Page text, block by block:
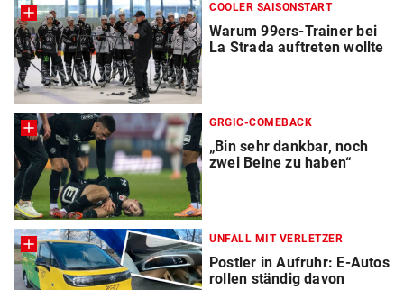
COOLER SAISONSTART
Warum 99ers-Trainer bei
La Strada auftreten wollte
GRGIC-COMEBACK
„Bin sehr dankbar, noch
zwei Beine zu haben“
UNFALL MIT VERLETZER
Postler in Aufruhr: E-Autos
rollen ständig davon